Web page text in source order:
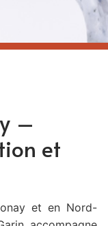
–
et
et en Nord-